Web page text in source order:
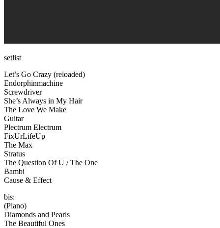
setlist
Let’s Go Crazy (reloaded)
Endorphinmachine
Screwdriver
She’s Always in My Hair
The Love We Make
Guitar
Plectrum Electrum
FixUrLifeUp
The Max
Stratus
The Question Of U / The One
Bambi
Cause & Effect
bis:
(Piano)
Diamonds and Pearls
The Beautiful Ones